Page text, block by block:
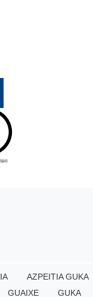
AZPEITIA GUKA
GUAIXE GUKA